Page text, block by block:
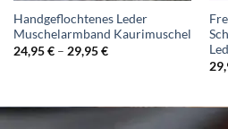
Handgeflochtenes Leder
Muschelarmband Kaurimuschel
24,95€– 29,95€